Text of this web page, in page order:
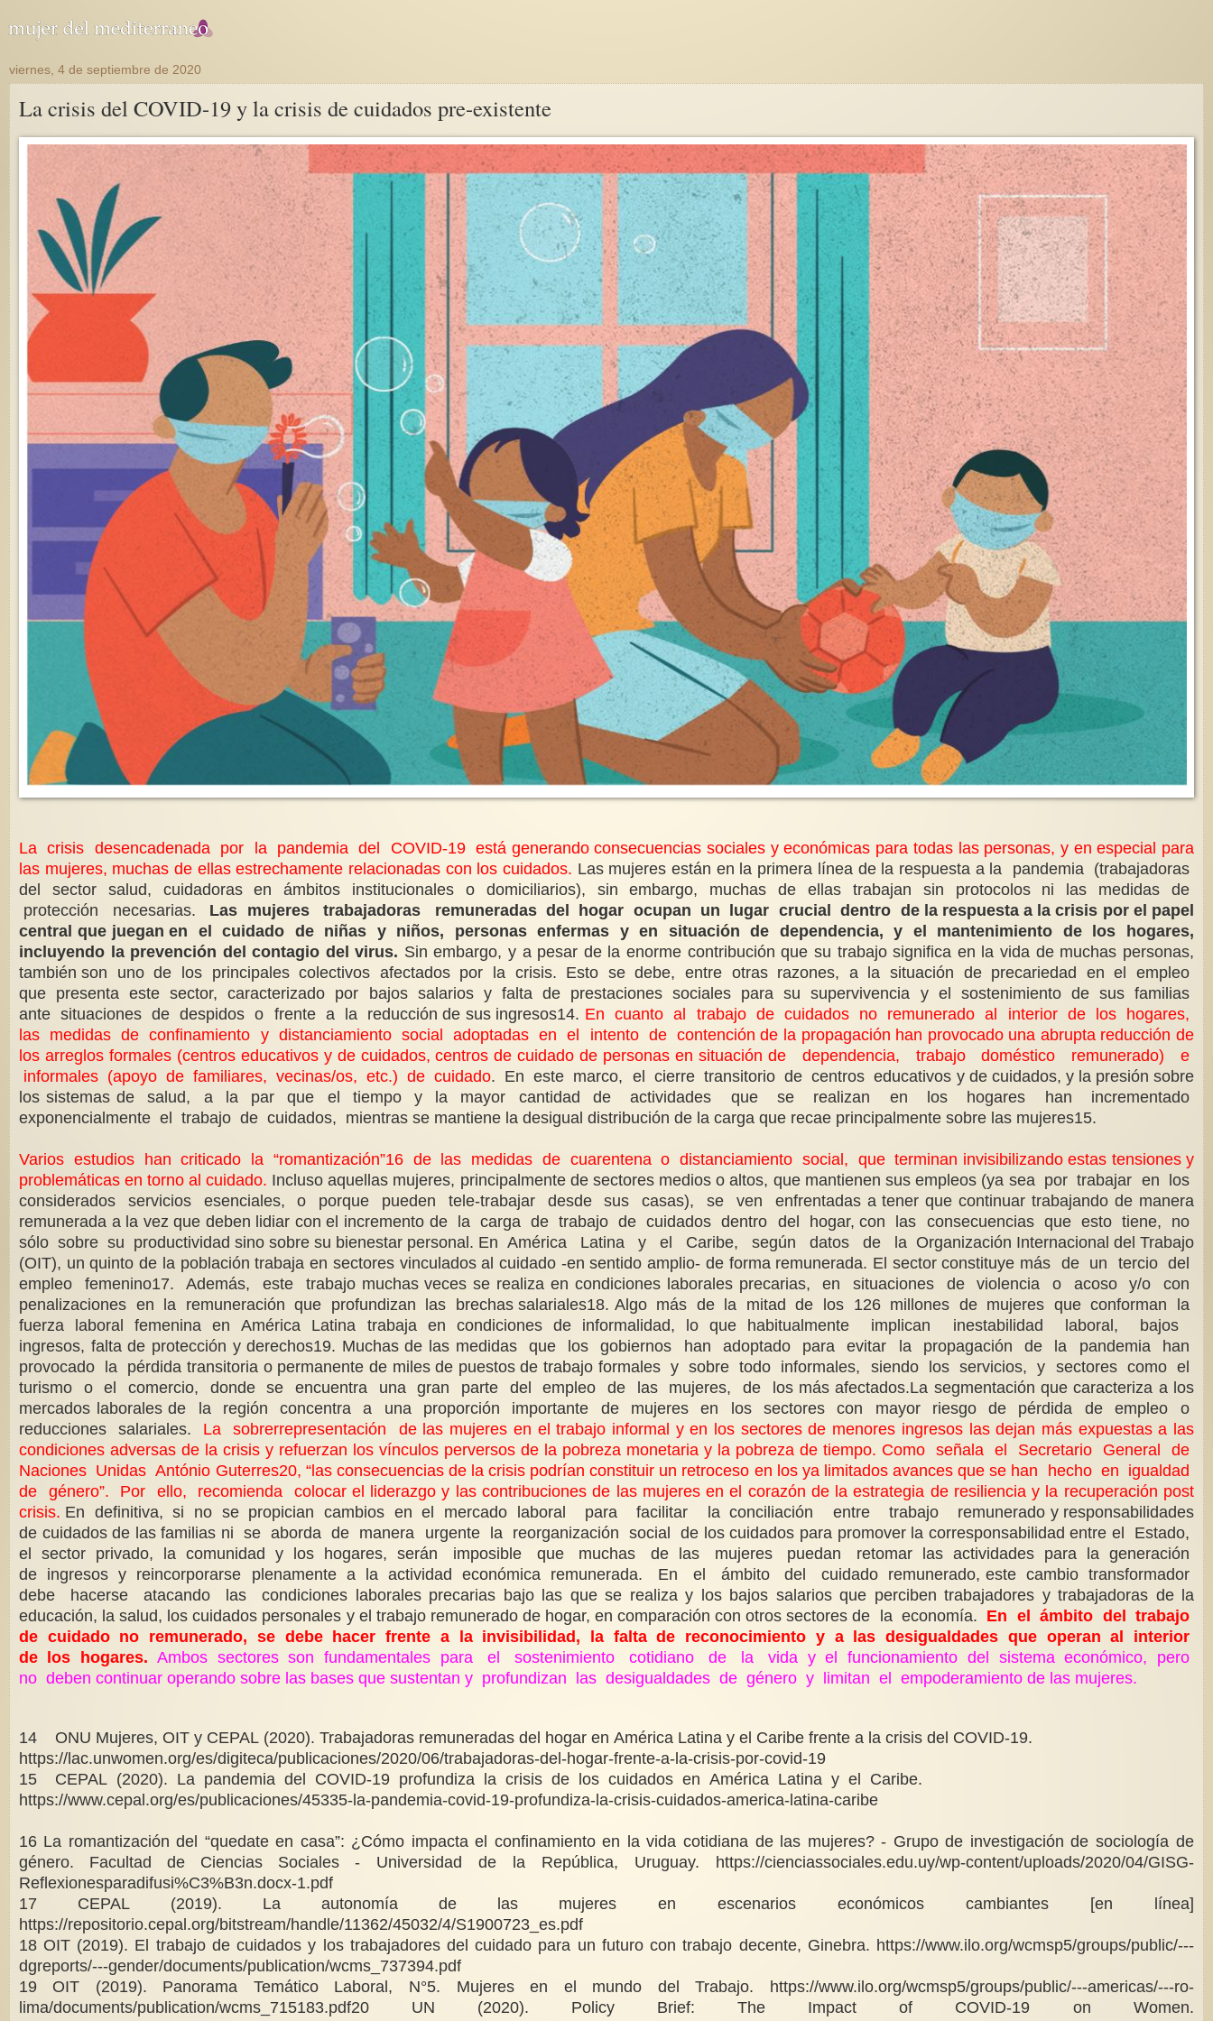
viernes, 4 de septiembre de 2020
La crisis del COVID-19 y la crisis de cuidados pre-existente
La crisis desencadenada por la pandemia del COVID-19 está generando consecuencias sociales y económicas para todas las personas, y en especial para
las mujeres, muchas de ellas estrechamente relacionadas con los cuidados. Las mujeres están en la primera línea de la respuesta a la pandemia (trabajadoras
del sector salud, cuidadoras en ámbitos institucionales o domiciliarios), sin embargo, muchas de ellas trabajan sin protocolos ni las medidas de
protección necesarias.
Las mujeres trabajadoras remuneradas del hogar ocupan un lugar crucial dentro de la respuesta a la crisis por el papel
central que juegan en el cuidado de niñas y niños, personas enfermas y en situación de dependencia, y el mantenimiento de los hogares,
incluyendo la prevención del contagio del virus. Sin embargo, y a pesar de la enorme contribución que su trabajo significa en la vida de muchas personas,
también son uno de los principales colectivos afectados por la crisis. Esto se debe, entre otras razones, a la situación de precariedad en el empleo
que presenta este sector, caracterizado por bajos salarios y falta de prestaciones sociales para su supervivencia y el sostenimiento de sus familias
ante situaciones de despidos o frente a la reducción de sus ingresos14. En cuanto al trabajo de cuidados no remunerado al interior de los hogares,
las medidas de confinamiento y distanciamiento social adoptadas en el intento de contención de la propagación han provocado una abrupta reducción de
los arreglos formales (centros educativos y de cuidados, centros de cuidado de personas en situación de dependencia, trabajo doméstico remunerado) e
informales (apoyo de familiares, vecinas/os, etc.) de cuidado. En este marco, el cierre transitorio de centros educativos y de cuidados, y la presión sobre
los sistemas de salud, a la par que el tiempo y la mayor cantidad de actividades que se realizan en los hogares han incrementado
exponencialmente el trabajo de cuidados, mientras se mantiene la desigual distribución de la carga que recae principalmente sobre las mujeres15.
Varios estudios han criticado la “romantización”16 de las medidas de cuarentena o distanciamiento social, que terminan invisibilizando estas tensiones y
problemáticas en torno al cuidado. Incluso aquellas mujeres, principalmente de sectores medios o altos, que mantienen sus empleos (ya sea por trabajar en los
considerados servicios esenciales, o porque pueden tele-trabajar desde sus casas), se ven enfrentadas a tener que continuar trabajando de manera
remunerada a la vez que deben lidiar con el incremento de la carga de trabajo de cuidados dentro del hogar, con las consecuencias que esto tiene, no
sólo sobre su productividad sino sobre su bienestar personal. En América Latina y el Caribe, según datos de la Organización Internacional del Trabajo
(OIT), un quinto de la población trabaja en sectores vinculados al cuidado -en sentido amplio- de forma remunerada. El sector constituye más de un tercio del
empleo femenino17. Además, este trabajo muchas veces se realiza en condiciones laborales precarias, en situaciones de violencia o acoso y/o con
penalizaciones en la remuneración que profundizan las brechas salariales18. Algo más de la mitad de los 126 millones de mujeres que conforman la
fuerza laboral femenina en América Latina trabaja en condiciones de informalidad, lo que habitualmente implican inestabilidad laboral, bajos
ingresos, falta de protección y derechos19. Muchas de las medidas que los gobiernos han adoptado para evitar la propagación de la pandemia han
provocado la pérdida transitoria o permanente de miles de puestos de trabajo formales y sobre todo informales, siendo los servicios, y sectores como el
turismo o el comercio, donde se encuentra una gran parte del empleo de las mujeres, de los más afectados.La segmentación que caracteriza a los
mercados laborales de la región concentra a una proporción importante de mujeres en los sectores con mayor riesgo de pérdida de empleo o
reducciones salariales. La sobrerrepresentación de las mujeres en el trabajo informal y en los sectores de menores ingresos las dejan más expuestas a las
condiciones adversas de la crisis y refuerzan los vínculos perversos de la pobreza monetaria y la pobreza de tiempo. Como señala el Secretario General de
Naciones Unidas António Guterres20, “las consecuencias de la crisis podrían constituir un retroceso en los ya limitados avances que se han hecho en igualdad
de género”. Por ello, recomienda colocar el liderazgo y las contribuciones de las mujeres en el corazón de la estrategia de resiliencia y la recuperación post
crisis. En definitiva, si no se propician cambios en el mercado laboral para facilitar la conciliación entre trabajo remunerado y responsabilidades
de cuidados de las familias ni se aborda de manera urgente la reorganización social de los cuidados para promover la corresponsabilidad entre el Estado,
el sector privado, la comunidad y los hogares, serán imposible que muchas de las mujeres puedan retomar las actividades para la generación
de ingresos y reincorporarse plenamente a la actividad económica remunerada. En el ámbito del cuidado remunerado, este cambio transformador
debe hacerse atacando las condiciones laborales precarias bajo las que se realiza y los bajos salarios que perciben trabajadores y trabajadoras de la
educación, la salud, los cuidados personales y el trabajo remunerado de hogar, en comparación con otros sectores de la economía. En el ámbito del trabajo
de cuidado no remunerado, se debe hacer frente a la invisibilidad, la falta de reconocimiento y a las desigualdades que operan al interior
de los hogares. Ambos sectores son fundamentales para el sostenimiento cotidiano de la vida y el funcionamiento del sistema económico, pero
no deben continuar operando sobre las bases que sustentan y profundizan las desigualdades de género y limitan el empoderamiento de las mujeres.
14 ONU Mujeres, OIT y CEPAL (2020). Trabajadoras remuneradas del hogar en América Latina y el Caribe frente a la crisis del COVID-19.
https://lac.unwomen.org/es/digiteca/publicaciones/2020/06/trabajadoras-del-hogar-frente-a-la-crisis-por-covid-19
15 CEPAL (2020). La pandemia del COVID-19 profundiza la crisis de los cuidados en América Latina y el Caribe.
https://www.cepal.org/es/publicaciones/45335-la-pandemia-covid-19-profundiza-la-crisis-cuidados-america-latina-caribe
16 La romantización del “quedate en casa”: ¿Cómo impacta el confinamiento en la vida cotidiana de las mujeres? - Grupo de investigación de sociología de
género. Facultad de Ciencias Sociales - Universidad de la República, Uruguay. https://cienciassociales.edu.uy/wp-content/uploads/2020/04/GISG-
Reflexionesparadifusi%C3%B3n.docx-1.pdf
17
CEPAL (2019). La autonomía de las mujeres en escenarios económicos cambiantes [en línea]
https://repositorio.cepal.org/bitstream/handle/11362/45032/4/S1900723_es.pdf
18 OIT (2019). El trabajo de cuidados y los trabajadores del cuidado para un futuro con trabajo decente, Ginebra. https://www.ilo.org/wcmsp5/groups/public/---
dgreports/---gender/documents/publication/wcms_737394.pdf
19
OIT (2019). Panorama Temático Laboral, N°5. Mujeres en el mundo del Trabajo. https://www.ilo.org/wcmsp5/groups/public/---americas/---ro-
lima/documents/publication/wcms_715183.pdf20 UN (2020). Policy Brief: The Impact of COVID-19 on Women.